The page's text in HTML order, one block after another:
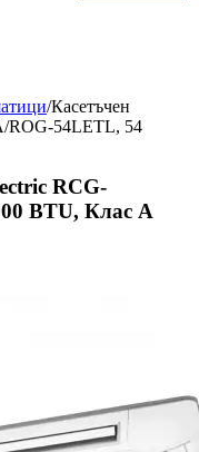
/Касетъчен
ROG-54LETL, 54
RCG-
BTU, Клас А